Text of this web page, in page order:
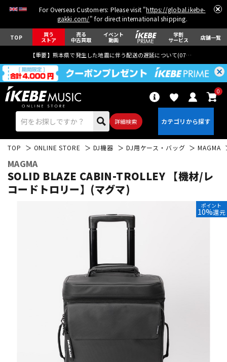
For Overseas Customers: Please visit "https://global.ikebe-
gakki.com/" for direct international shipping.
TOP 買う
ストア
売る
中古買取
イベント
動画
学割
サービス 店舗一覧
【重要】熊本県で発生した地震に伴う配送の遅延について(07月29日
詳細検索
0
パーカッション
キーボード 電子ピアノ
管楽器 その他楽器
TOP ONLINE STORE DJ機器 DJ用ケース・バッグ MAGMA
MAGMA
SOLID BLAZE CABIN-TROLLEY 【機材/レ
コードトロリー】(マグマ)
ポイント
10%還元